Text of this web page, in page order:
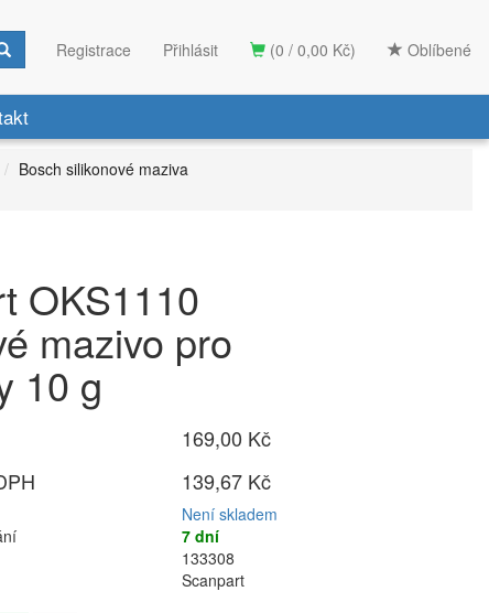
(0 / 0,00 Kč) Oblíbené
Registrace Přihlásit
Bosch silikonové maziva
OKS1110
mazivo pro
10 g
169,00 Kč
139,67 Kč
Není skladem
7 dní
133308
Scanpart